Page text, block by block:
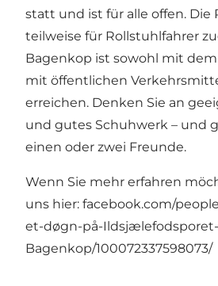
statt und ist für alle offen. Die
teilweise für Rollstuhlfahrer
Bagenkop ist sowohl mit
mit öffentlichen
erreichen. Denken Sie an
und gutes Schuhwerk – und
einen oder zwei Freunde.
Wenn Sie mehr erfahren
uns hier: facebook.com/
et-døgn-på-
Bagenkop/100072337598073/